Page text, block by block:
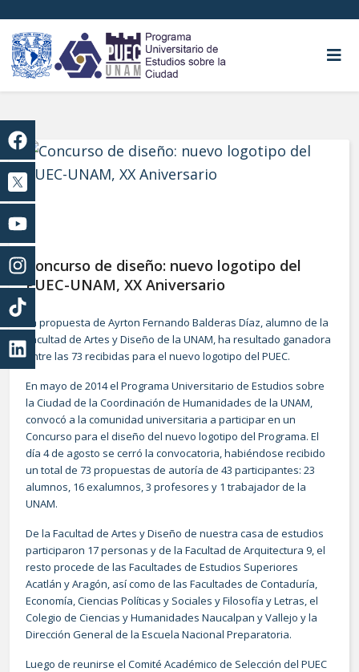
Concurso de diseño: nuevo logotipo del
PUEC-UNAM, XX Aniversario
La propuesta de Ayrton Fernando Balderas Díaz, alumno de la
Facultad de Artes y Diseño de la UNAM, ha resultado ganadora
entre las 73 recibidas para el nuevo logotipo del PUEC.
En mayo de 2014 el Programa Universitario de Estudios sobre
la Ciudad de la Coordinación de Humanidades de la UNAM,
convocó a la comunidad universitaria a participar en un
Concurso para el diseño del nuevo logotipo del Programa. El
día 4 de agosto se cerró la convocatoria, habiéndose recibido
un total de 73 propuestas de autoría de 43 participantes: 23
alumnos, 16 exalumnos, 3 profesores y 1 trabajador de la
UNAM.
De la Facultad de Artes y Diseño de nuestra casa de estudios
participaron 17 personas y de la Facultad de Arquitectura 9, el
resto procede de las Facultades de Estudios Superiores
Acatlán y Aragón, así como de las Facultades de Contaduría,
Economía, Ciencias Políticas y Sociales y Filosofía y Letras, el
Colegio de Ciencias y Humanidades Naucalpan y Vallejo y la
Dirección General de la Escuela Nacional Preparatoria.
Luego de reunirse el Comité Académico de Selección del PUEC